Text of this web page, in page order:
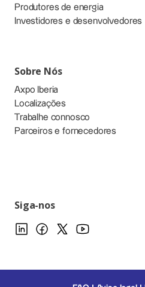
Produtores de energia
Investidores e desenvolvedores
Sobre Nós
Axpo Iberia
Localizações
Trabalhe connosco
Parceiros e fornecedores
Siga-nos